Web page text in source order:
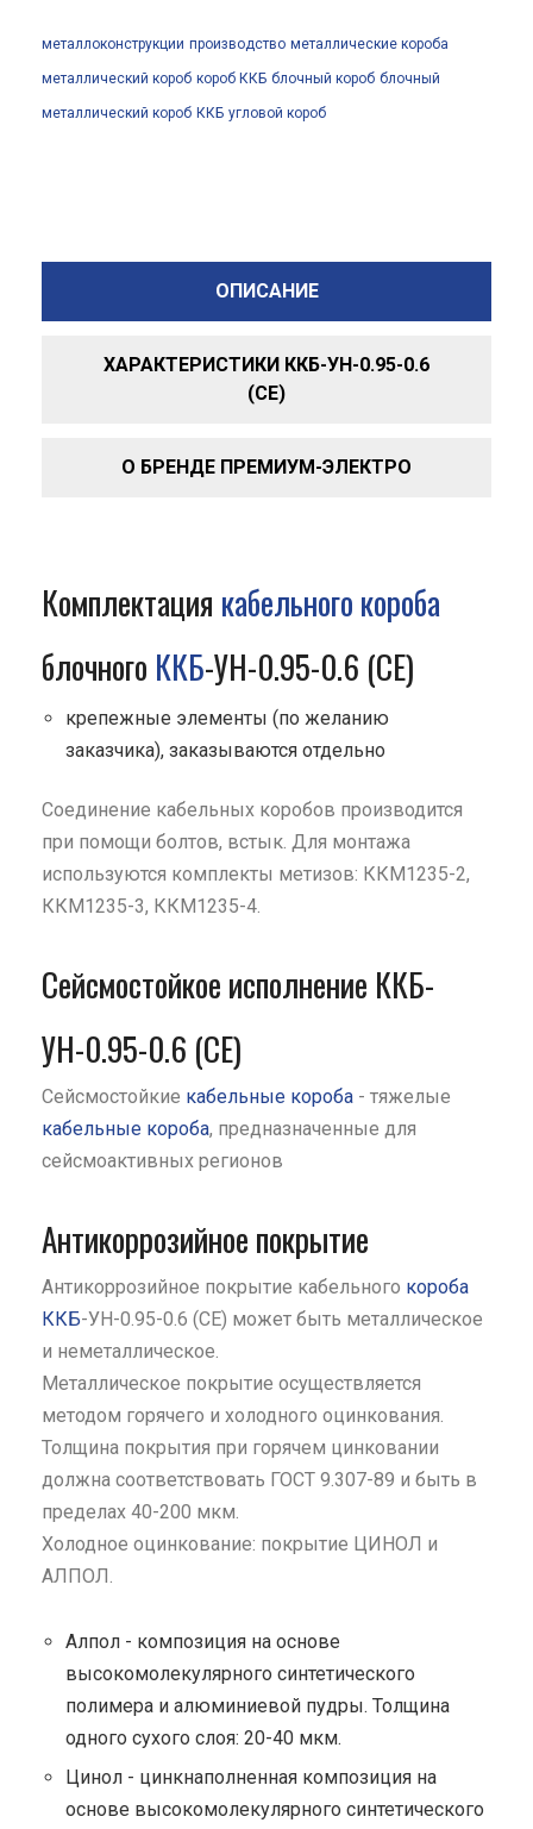
металлоконструкции производство металлические короба
металлический короб короб ККБ блочный короб блочный
металлический короб ККБ угловой короб
ОПИСАНИЕ
ХАРАКТЕРИСТИКИ ККБ-УН-0.95-0.6
(СЕ)
О БРЕНДЕ ПРЕМИУМ-ЭЛЕКТРО
Комплектация кабельного короба
блочного ККБ-УН-0.95-0.6 (СЕ)
крепежные элементы (по желанию
заказчика), заказываются отдельно
Соединение кабельных коробов производится
при помощи болтов, встык. Для монтажа
используются комплекты метизов: ККМ1235-2,
ККМ1235-3, ККМ1235-4.
Сейсмостойкое исполнение ККБ-
УН-0.95-0.6 (СЕ)
Сейсмостойкие кабельные короба - тяжелые
кабельные короба, предназначенные для
сейсмоактивных регионов
Антикоррозийное покрытие
Антикоррозийное покрытие кабельного короба
ККБ-УН-0.95-0.6 (СЕ) может быть металлическое
и неметаллическое.
Металлическое покрытие осуществляется
методом горячего и холодного оцинкования.
Толщина покрытия при горячем цинковании
должна соответствовать ГОСТ 9.307-89 и быть в
пределах 40-200 мкм.
Холодное оцинкование: покрытие ЦИНОЛ и
АЛПОЛ.
Алпол - композиция на основе
высокомолекулярного синтетического
полимера и алюминиевой пудры. Толщина
одного сухого слоя: 20-40 мкм.
Цинол - цинкнаполненная композиция на
основе высокомолекулярного синтетического